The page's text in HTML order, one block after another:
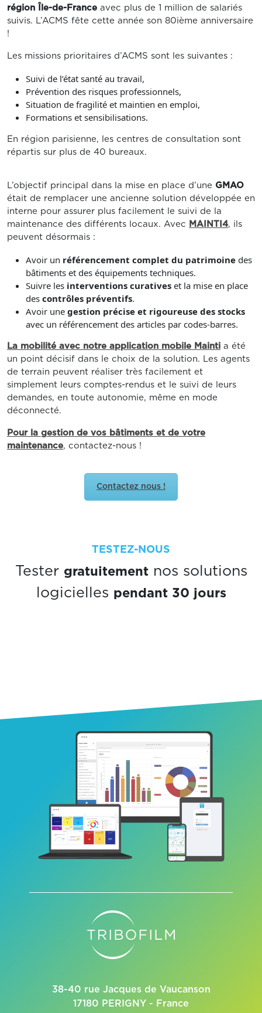
région Île-de-France avec plus de 1 million de salariés
suivis. L’ACMS fête cette année son 80ième anniversaire
!
Les missions prioritaires d’ACMS sont les suivantes :
Suivi de l’état santé au travail,
Prévention des risques professionnels,
Situation de fragilité et maintien en emploi,
Formations et sensibilisations.
En région parisienne, les centres de consultation sont
répartis sur plus de 40 bureaux.
L’objectif principal dans la mise en place d’une GMAO
était de remplacer une ancienne solution développée en
interne pour assurer plus facilement le suivi de la
maintenance des différents locaux. Avec MAINTI4, ils
peuvent désormais :
Avoir un référencement complet du patrimoine des
bâtiments et des équipements techniques.
Suivre les interventions curatives et la mise en place
des contrôles préventifs.
Avoir une gestion précise et rigoureuse des stocks
avec un référencement des articles par codes-barres.
La mobilité avec notre application mobile Mainti a été
un point décisif dans le choix de la solution. Les agents
de terrain peuvent réaliser très facilement et
simplement leurs comptes-rendus et le suivi de leurs
demandes, en toute autonomie, même en mode
déconnecté.
Pour la gestion de vos bâtiments et de votre
maintenance, contactez-nous !
Contactez nous !
TESTEZ-NOUS
Tester gratuitementnos solutions
logicielles pendant 30 jours
38-40 rue Jacques de Vaucanson
17180 PERIGNY - France